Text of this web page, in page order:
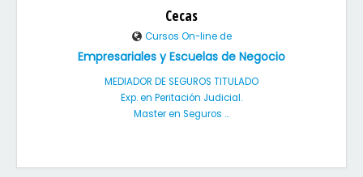
Cecas
Cursos On-line de
Empresariales y Escuelas de Negocio
MEDIADOR DE SEGUROS TITULADO
Exp. en Peritación Judicial.
Master en Seguros ...